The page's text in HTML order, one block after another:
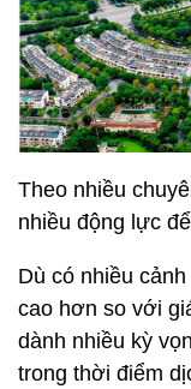
Theo nhiều
nhiều động lực
Dù có nhiều
cao hơn so với
dành nhiều kỳ
trong thời điểm